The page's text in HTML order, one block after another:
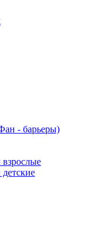
- барьеры)